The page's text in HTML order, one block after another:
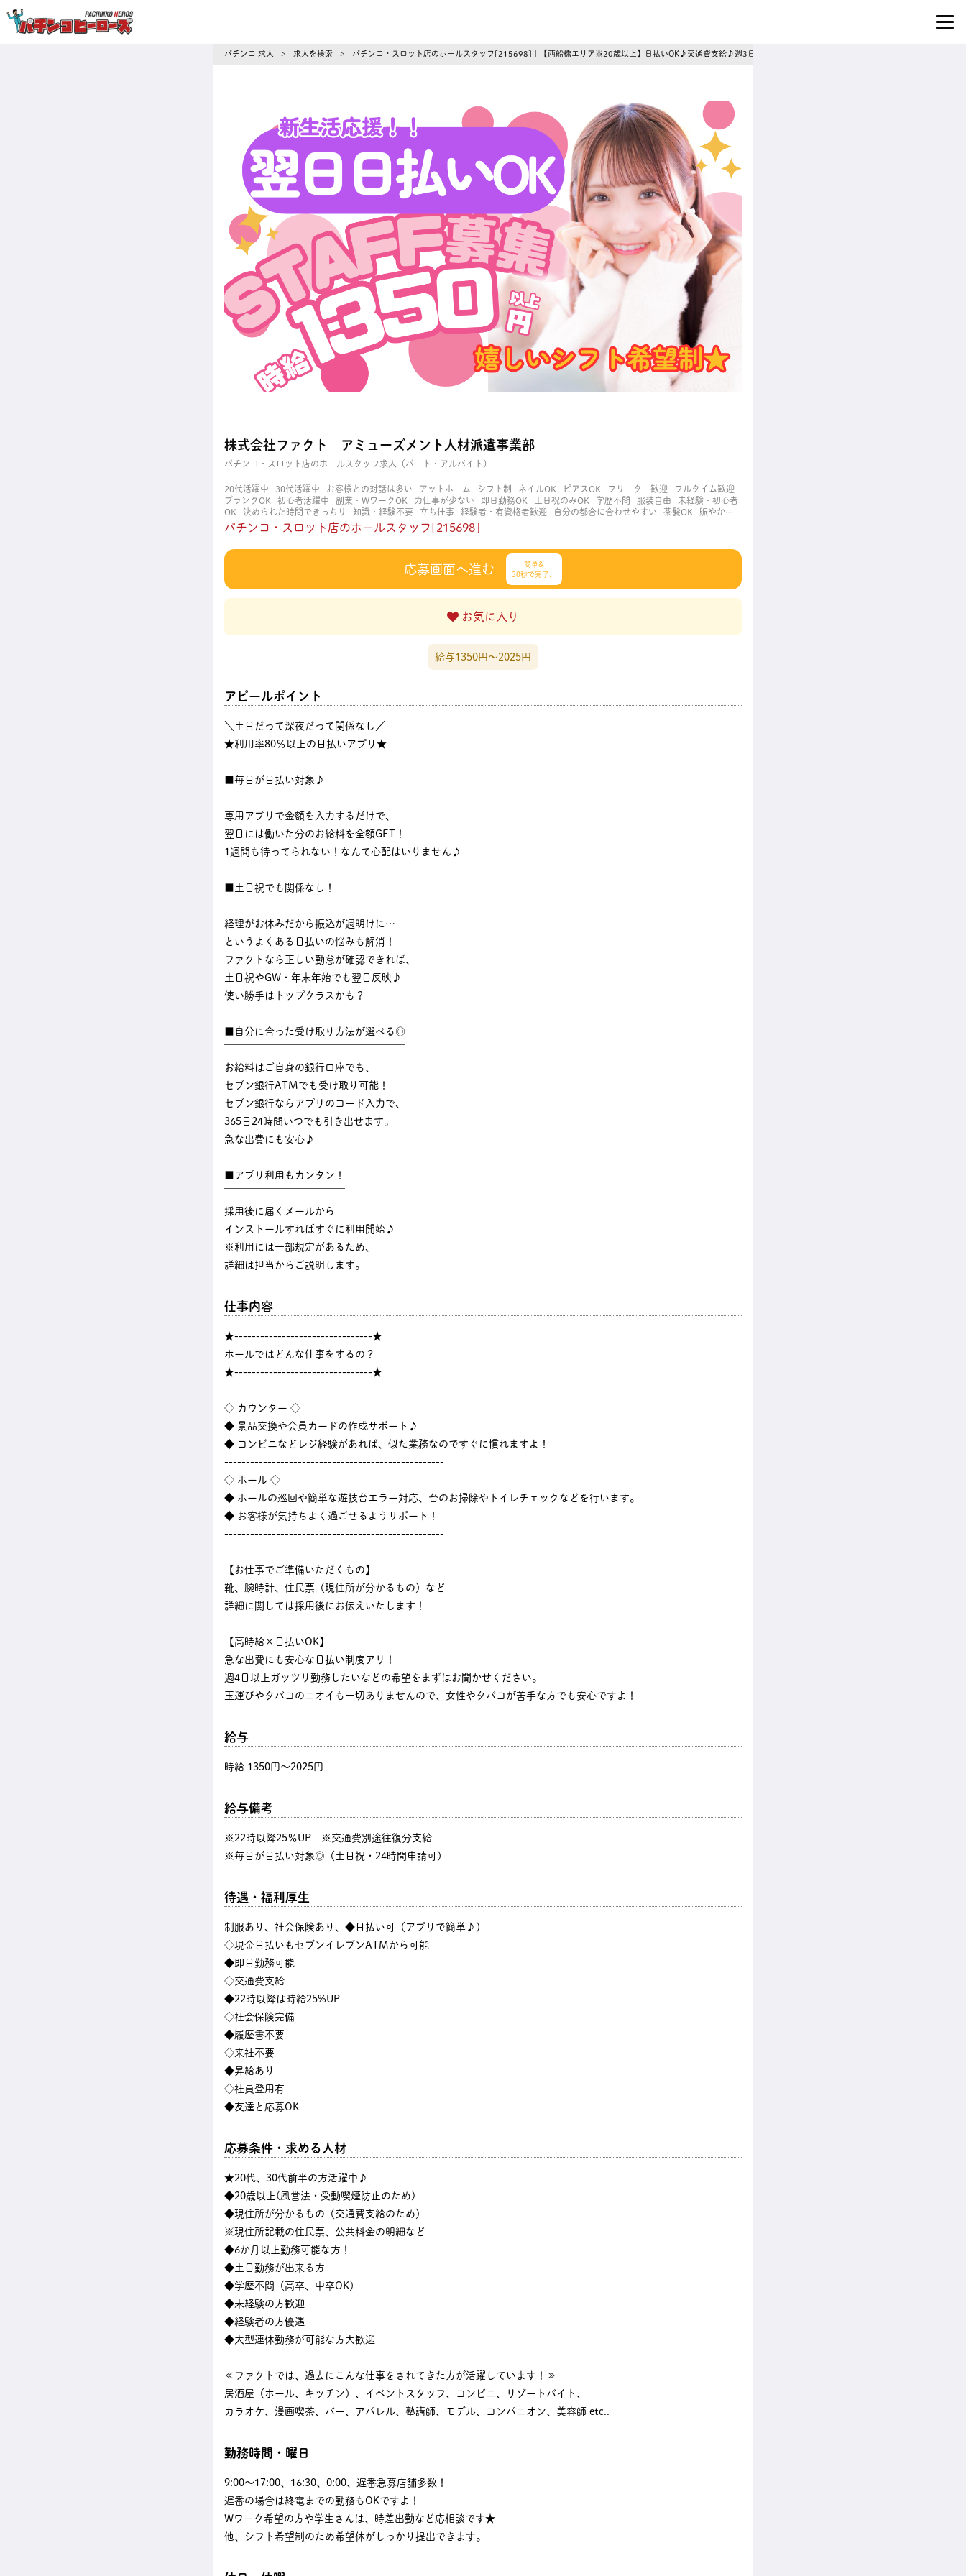
パチンコ 求人 > 求人を検索 > パチンコ・スロット店のホールスタッフ[215698]｜【西船橋エリア※20歳以上】日払いOK♪交通費支給♪週3日～シフト相談◎
株式会社ファクト アミューズメント人材派遣事業部
パチンコ・スロット店のホールスタッフ求人（パート・アルバイト）
20代活躍中 30代活躍中 お客様との対話は多い アットホーム シフト制 ネイルOK ピアスOK フリーター歓迎
フルタイム歓迎
ブランクOK
初心者活躍中 副業・WワークOK 力仕事が少ない 即日勤務OK 土日祝のみOK 学歴不問 服装自由
未経験・初心者
OK
決められた時間できっちり 知識・経験不要 立ち仕事 経験者・有資格者歓迎 自分の都合に合わせやすい 茶髪OK
賑やかな
職場
週4日以上OK 長く働ける 長期歓迎 髪型自由 髪色自由
パチンコ・スロット店のホールスタッフ[215698]
応募画面へ進む
簡単&
30秒で完了♩
お気に入り
給与1350円〜2025円
アピールポイント
＼土日だって深夜だって関係なし／
★利用率80％以上の日払いアプリ★
■毎日が日払い対象♪
専用アプリで金額を入力するだけで、
翌日には働いた分のお給料を全額GET！
1週間も待ってられない！なんて心配はいりません♪
■土日祝でも関係なし！
経理がお休みだから振込が週明けに…
というよくある日払いの悩みも解消！
ファクトなら正しい勤怠が確認できれば、
土日祝やGW・年末年始でも翌日反映♪
使い勝手はトップクラスかも？
■自分に合った受け取り方法が選べる◎
お給料はご自身の銀行口座でも、
セブン銀行ATMでも受け取り可能！
セブン銀行ならアプリのコード入力で、
365日24時間いつでも引き出せます。
急な出費にも安心♪
■アプリ利用もカンタン！
採用後に届くメールから
インストールすればすぐに利用開始♪
※利用には一部規定があるため、
詳細は担当からご説明します。
仕事内容
★--------------------------------★
ホールではどんな仕事をするの？
★--------------------------------★
◇ カウンター ◇
◆ 景品交換や会員カードの作成サポート♪
◆ コンビニなどレジ経験があれば、似た業務なのですぐに慣れますよ！
---------------------------------------------------
◇ ホール ◇
◆ ホールの巡回や簡単な遊技台エラー対応、台のお掃除やトイレチェックなどを行います。
◆ お客様が気持ちよく過ごせるようサポート！
---------------------------------------------------
【お仕事でご準備いただくもの】
靴、腕時計、住民票（現住所が分かるもの）など
詳細に関しては採用後にお伝えいたします！
【高時給×日払いOK】
急な出費にも安心な日払い制度アリ！
週4日以上ガッツリ勤務したいなどの希望をまずはお聞かせください。
玉運びやタバコのニオイも一切ありませんので、女性やタバコが苦手な方でも安心ですよ！
給与
時給 1350円〜2025円
給与備考
※22時以降25％UP ※交通費別途往復分支給
※毎日が日払い対象◎（土日祝・24時間申請可）
待遇・福利厚生
制服あり、社会保険あり、◆日払い可（アプリで簡単♪）
◇現金日払いもセブンイレブンATMから可能
◆即日勤務可能
◇交通費支給
◆22時以降は時給25%UP
◇社会保険完備
◆履歴書不要
◇来社不要
◆昇給あり
◇社員登用有
◆友達と応募OK
応募条件・求める人材
★20代、30代前半の方活躍中♪
◆20歳以上(風営法・受動喫煙防止のため)
◆現住所が分かるもの（交通費支給のため）
※現住所記載の住民票、公共料金の明細など
◆6か月以上勤務可能な方！
◆土日勤務が出来る方
◆学歴不問（高卒、中卒OK）
◆未経験の方歓迎
◆経験者の方優遇
◆大型連休勤務が可能な方大歓迎
≪ファクトでは、過去にこんな仕事をされてきた方が活躍しています！≫
居酒屋（ホール、キッチン）、イベントスタッフ、コンビニ、リゾートバイト、
カラオケ、漫画喫茶、バー、アパレル、塾講師、モデル、コンパニオン、美容師 etc..
勤務時間・曜日
9:00〜17:00、16:30、0:00、遅番急募店舗多数！
遅番の場合は終電までの勤務もOKですよ！
Wワーク希望の方や学生さんは、時差出勤など応相談です★
他、シフト希望制のため希望休がしっかり提出できます。